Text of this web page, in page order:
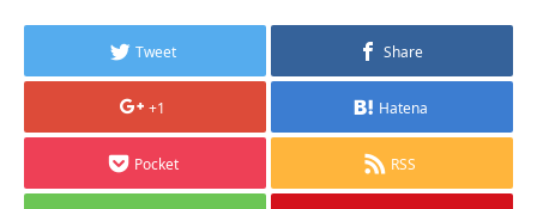
Tweet Share
+1 Hatena
Pocket RSS